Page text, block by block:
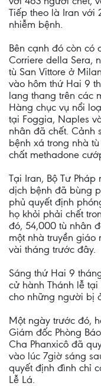
Tiếp theo là Iran với
nhiễm bệnh.
Bên cạnh đó còn có
Corriere della Sera,
tù San Vittore ở
vào hôm thứ Hai 9
lang thang trên các
Hàng chục vụ nổi
tại Foggia, Naples
nhân đã chết. Cảnh
bệnh xá trong nhà
chất methadone
Tại Iran, Bộ Tư
dịch bệnh đã bùng
phủ quyết định
họ khỏi phải chết
đó, 54,000 tù nhân
một nhà truyền
vài tháng trước đây.
Sáng thứ Hai 9
cử hành Thánh lễ
cho những người bị
Một ngày trước đó,
Giám đốc Phòng
Cha Phanxicô đã
vào lúc 7giờ sáng
quyết định đình chỉ
Lễ Lá.